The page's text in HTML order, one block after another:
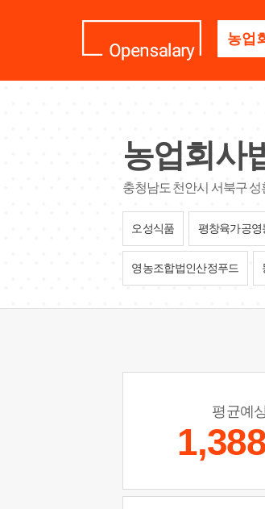
명
세
요
농업회사
충청남도 천안시 서북구 성
오성식품 평창육가공영
영농조합법인산정푸드
평균예